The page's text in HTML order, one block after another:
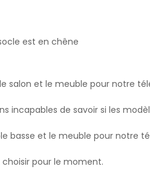
est en chêne
salon et le meuble pour notre
incapables de savoir si les
basse et le meuble pour notre
pour le moment.